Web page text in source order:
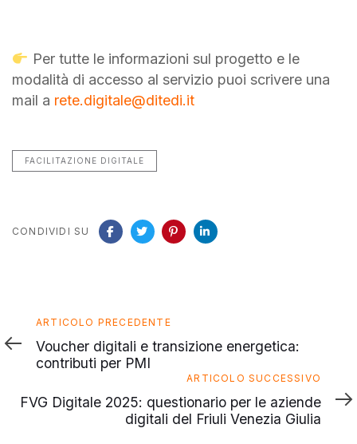
Per tutte le informazioni sul progetto e le
modalità di accesso al servizio puoi scrivere una
mail a rete.digitale@ditedi.it
FACILITAZIONE DIGITALE
CONDIVIDI SU
Articolo
precedente
ARTICOLO PRECEDENTE
Voucher digitali e transizione energetica:
contributi per PMI
successivo
ARTICOLO SUCCESSIVO
FVG Digitale 2025: questionario per le aziende
digitali del Friuli Venezia Giulia